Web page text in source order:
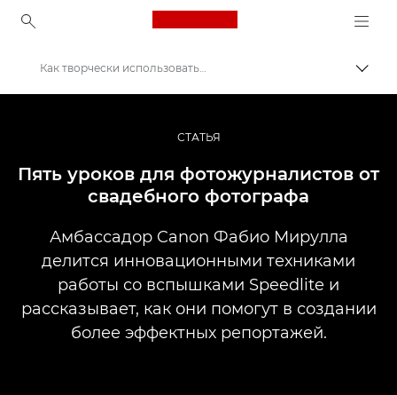
Canon Logo, back to
Профессиональная фото- и видеосъемка
Истории
Как творчески использовать вспышку в фотожурналистике
СТАТЬЯ
Пять уроков для фотожурналистов от
свадебного фотографа
Амбассадор Canon Фабио Мирулла
делится инновационными техниками
работы со вспышками Speedlite и
рассказывает, как они помогут в создании
более эффектных репортажей.